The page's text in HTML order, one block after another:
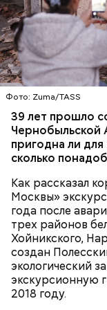
Фото: Zuma/TASS
39 лет прошло
Чернобыльской
пригодна ли
сколько
Как рассказал
Москвы»
года после
трех районов
Хойникского,
создан
экологический
экскурсионную
2018 году.
—
примерно 30
районов
территория под
пропускной
— отметил Бабич.
БЕЛАРУСЬ
Каждый год — в
события
нобелевские
безопасности из
ученых-
Часы
проект